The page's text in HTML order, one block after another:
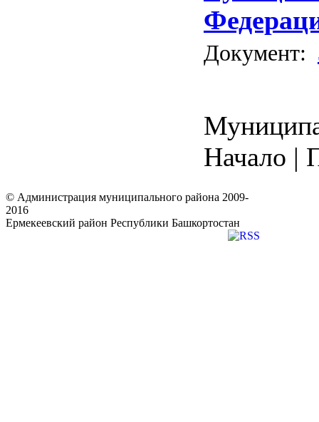
Документ:
Начало |
© Администрация муниципального района 2009-
2016
Ермекеевский район Республики Башкортостан